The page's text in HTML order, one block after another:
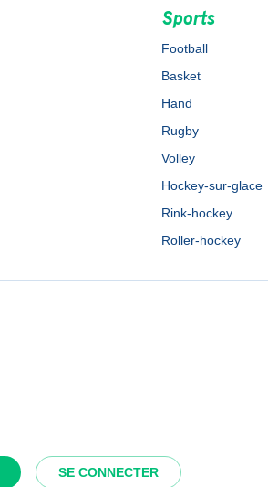
SE CONNECTER
Sports
Football
Basket
Hand
Rugby
Volley
Hockey-sur-glace
Rink-hockey
Roller-hockey